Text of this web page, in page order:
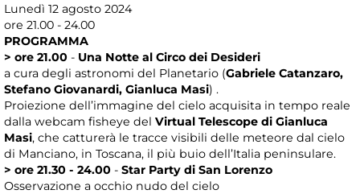
Lunedì 12 agosto 2024
ore 21.00 - 24.00
PROGRAMMA
> ore 21.00 - Una Notte al Circo dei Desideri
a cura degli astronomi del Planetario (Gabriele Catanzaro,
Stefano Giovanardi, Gianluca Masi) .
Proiezione dell’immagine del cielo acquisita in tempo reale
dalla webcam fisheye del Virtual Telescope di Gianluca
Masi, che catturerà le tracce visibili delle meteore dal cielo
di Manciano, in Toscana, il più buio dell’Italia peninsulare.
> ore 21.30 - 24.00 - Star Party di San Lorenzo
Osservazione a occhio nudo del cielo